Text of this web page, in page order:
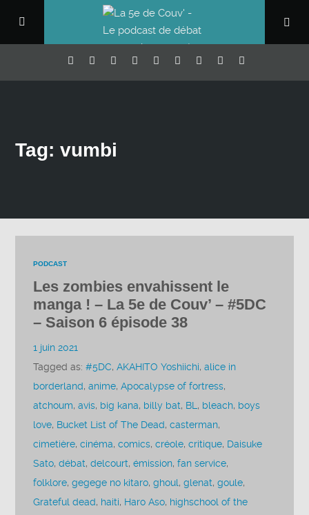
Tag: vumbi
PODCAST
Les zombies envahissent le
manga ! – La 5e de Couv’ – #5DC
– Saison 6 épisode 38
1 juin 2021
Tagged as:#5DC,AKAHITO Yoshiichi,alice in
borderland,anime,Apocalypse of fortress,
atchoum,avis, big kana, billy bat, BL, bleach, boys
love, Bucket List of The Dead,casterman,
cimetière,cinéma,comics,créole,critique, Daisuke
Sato,débat,delcourt,émission,fan service,
folklore,gegege no kitaro,ghoul,glenat,goule,
Grateful dead, haiti, Haro Aso, highschool of the